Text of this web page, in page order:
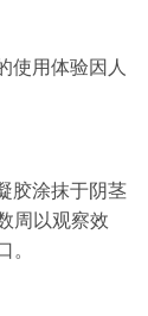
使用体验因人
胶涂抹于阴茎
周以观察效